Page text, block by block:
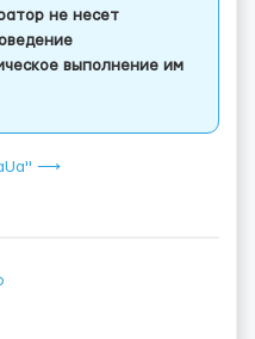
не несет
выполнение им
⟶